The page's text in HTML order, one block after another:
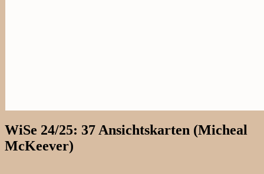
WiSe 24/25: 37 Ansichtskarten (Micheal
McKeever)